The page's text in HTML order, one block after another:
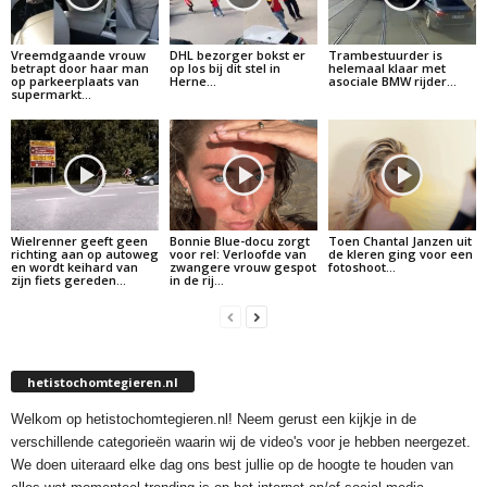
Vreemdgaande vrouw
betrapt door haar man
op parkeerplaats van
supermarkt…
DHL bezorger bokst er
op los bij dit stel in
Herne…
Trambestuurder is
helemaal klaar met
asociale BMW rijder…
Wielrenner geeft geen
richting aan op autoweg
en wordt keihard van
zijn fiets gereden…
Bonnie Blue-docu zorgt
voor rel: Verloofde van
zwangere vrouw gespot
in de rij…
Toen Chantal Janzen uit
de kleren ging voor een
fotoshoot…
hetistochomtegieren.nl
Welkom op hetistochomtegieren.nl! Neem gerust een kijkje in de
verschillende categorieën waarin wij de video's voor je hebben neergezet.
We doen uiteraard elke dag ons best jullie op de hoogte te houden van